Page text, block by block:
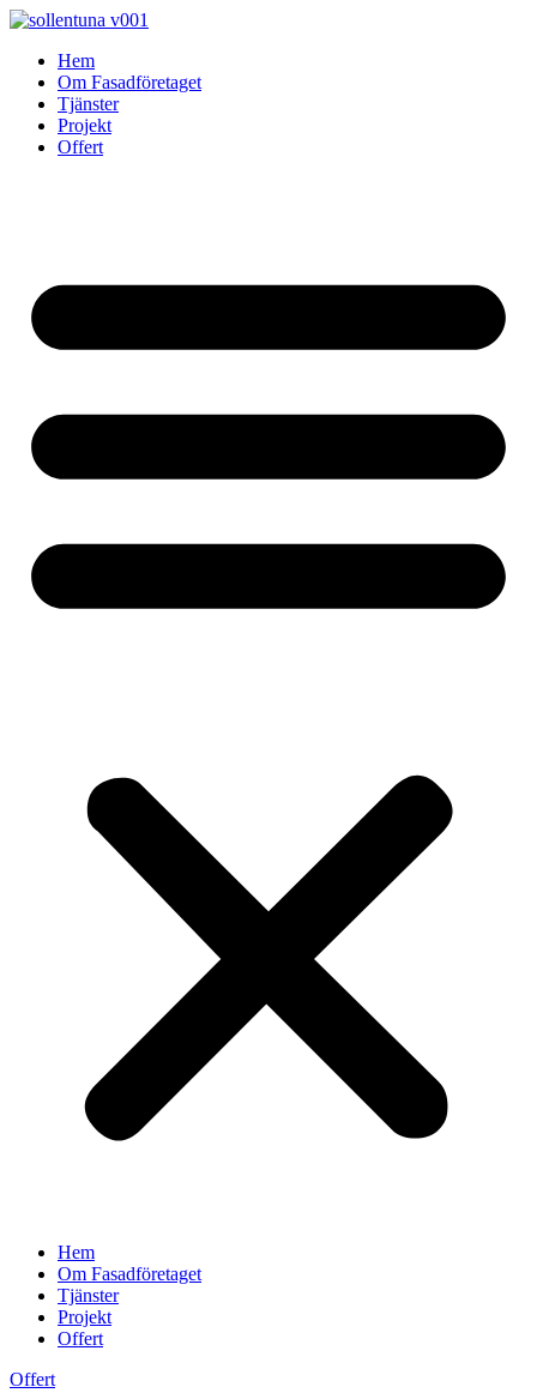
Skip
contentHem
Om Fasadföretaget
Tjänster
Projekt
Offert
Hem
Om Fasadföretaget
Tjänster
Projekt
Offert
Offert